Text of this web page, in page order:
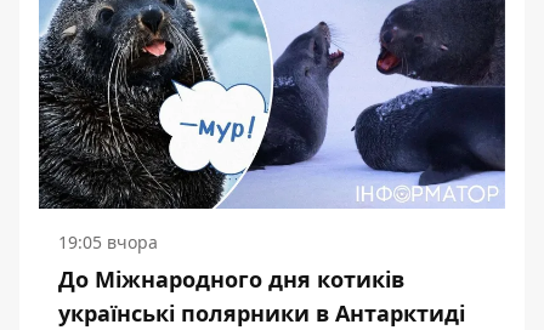
19:05 вчора
До Міжнародного дня котиків
українські полярники в Антарктиді